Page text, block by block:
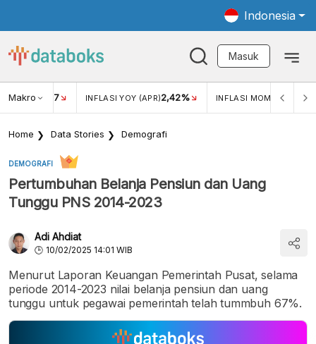
Indonesia
Masuk
Makro
USD/IDR 17 INFLASI YOY (APR)2,42% INFLASI MOM (MAR)
Home Data Stories Demografi
DEMOGRAFI
Pertumbuhan Belanja Pensiun dan Uang
Tunggu PNS 2014-2023
Adi Ahdiat
10/02/2025 14:01 WIB
Menurut Laporan Keuangan Pemerintah Pusat, selama
periode 2014-2023 nilai belanja pensiun dan uang
tunggu untuk pegawai pemerintah telah tummbuh 67%.